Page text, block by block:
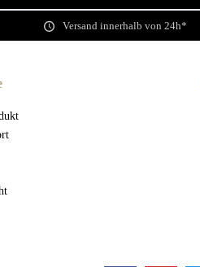
Versand innerhalb von 24h*